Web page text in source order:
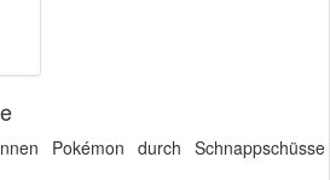
Pokémon durch Schnappschüsse